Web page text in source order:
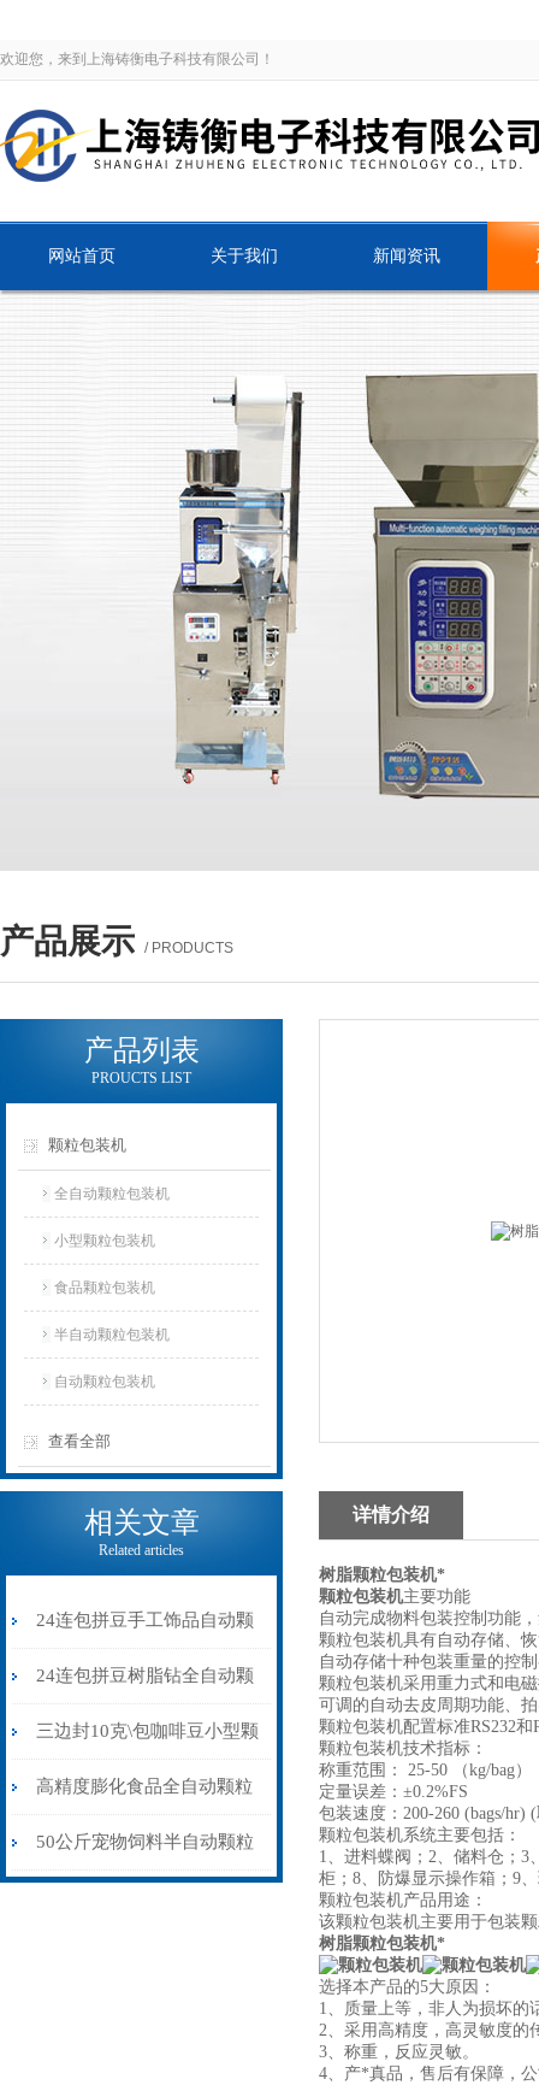
欢迎您，来到上海铸衡电子科技有限公司！
网站首页 关于我们 新闻资讯
产品展示 / PRODUCTS
产品列表
PROUCTS LIST
颗粒包装机
全自动颗粒包装机
小型颗粒包装机
食品颗粒包装机
半自动颗粒包装机
自动颗粒包装机
查看全部
相关文章
Related articles
24连包拼豆手工饰品自动颗
粒包装机防静电不堵料
24连包拼豆树脂钻全自动颗
粒包装机高精度防静电
三边封10克\包咖啡豆小型颗
粒包装机多少钱
高精度膨化食品全自动颗粒
包装机15-35克\包
50公斤宠物饲料半自动颗粒
详情介绍
树脂颗粒包装机*
颗粒包装机主要功能
自动完成物料包装控制功能
颗粒包装机具有自动存储、
自动存储十种包装重量的控
颗粒包装机采用重力式和电
可调的自动去皮周期功能、
颗粒包装机配置标准RS232
颗粒包装机技术指标：
称重范围： 25-50 （kg/bag）
定量误差：±0.2%FS
包装速度：200-260 (bags/
颗粒包装机系统主要包括：
1、进料蝶阀；2、储料仓；
柜；8、防爆显示操作箱；9
颗粒包装机产品用途：
该颗粒包装机主要用于包装
树脂颗粒包装机*
选择本产品的5大原因：
1、质量上等，非人为损坏的
2、采用高精度，高灵敏度的
3、称重，反应灵敏。
4、产*真品，售后有保障，